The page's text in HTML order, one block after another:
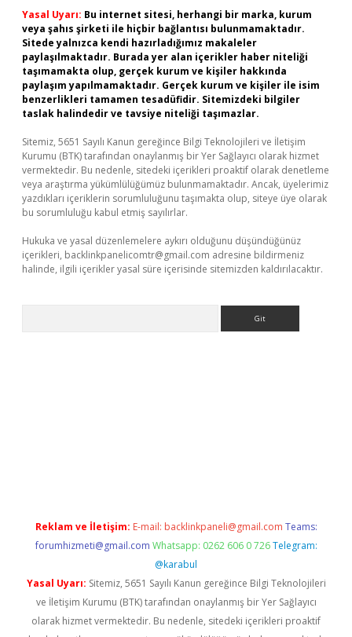
Yasal Uyarı: Bu internet sitesi, herhangi bir marka, kurum
veya şahıs şirketi ile hiçbir bağlantısı bulunmamaktadır.
Sitede yalnızca kendi hazırladığımız makaleler
paylaşılmaktadır. Burada yer alan içerikler haber niteliği
taşımamakta olup, gerçek kurum ve kişiler hakkında
paylaşım yapılmamaktadır. Gerçek kurum ve kişiler ile isim
benzerlikleri tamamen tesadüfidir. Sitemizdeki bilgiler
taslak halindedir ve tavsiye niteliği taşımazlar.
Sitemiz, 5651 Sayılı Kanun gereğince Bilgi Teknolojileri ve İletişim
Kurumu (BTK) tarafından onaylanmış bir Yer Sağlayıcı olarak hizmet
vermektedir. Bu nedenle, sitedeki içerikleri proaktif olarak denetleme
veya araştırma yükümlülüğümüz bulunmamaktadır. Ancak, üyelerimiz
yazdıkları içeriklerin sorumluluğunu taşımakta olup, siteye üye olarak
bu sorumluluğu kabul etmiş sayılırlar.
Hukuka ve yasal düzenlemelere aykırı olduğunu düşündüğünüz
içerikleri, backlinkpanelicomtr@gmail.com adresine bildirmeniz
halinde, ilgili içerikler yasal süre içerisinde sitemizden kaldırılacaktır.
Reklam ve İletişim: E-mail: backlinkpaneli@gmail.com Teams:
forumhizmeti@gmail.com Whatsapp: 0262 606 0 726 Telegram:
@karabul
Yasal Uyarı: Sitemiz, 5651 Sayılı Kanun gereğince Bilgi Teknolojileri
ve İletişim Kurumu (BTK) tarafından onaylanmış bir Yer Sağlayıcı
olarak hizmet vermektedir. Bu nedenle, sitedeki içerikleri proaktif